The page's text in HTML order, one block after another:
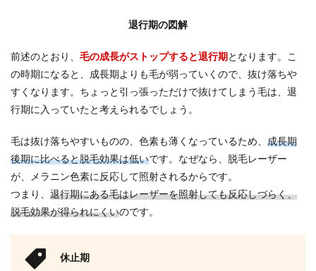
退行期の図解
前述のとおり、 毛の成長がストップすると退行期となります。こ
の時期になると、成長期よりも毛が弱っていくので、抜け落ちや
すくなります。ちょっと引っ張っただけで抜けてしまう毛は、退
行期に入っていたと考えられるでしょう。
毛は抜け落ちやすいものの、色素も薄くなっているため、 成長期
後期に比べると脱毛効果は低いです。なぜなら、脱毛レーザー
が、メラニン色素に反応して照射されるからです。
つまり、 退行期にある毛はレーザーを照射しても反応しづらく、
脱毛効果が得られにくいのです。
休止期